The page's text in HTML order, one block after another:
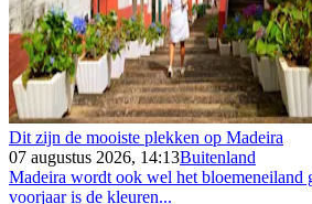
Dit zijn de mooiste plekken op Madeira
07 augustus 2026, 14:13Buitenland
Madeira wordt ook wel het bloemeneiland
voorjaar is de kleuren...